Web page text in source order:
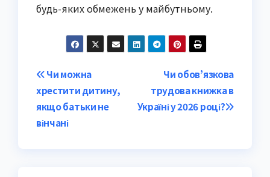
будь-яких обмежень у майбутньому.
Post
navigation
Чи обов’язкова
трудова книжка в
Україні у 2026 році?
Чи можна
хрестити дитину,
якщо батьки не
вінчані